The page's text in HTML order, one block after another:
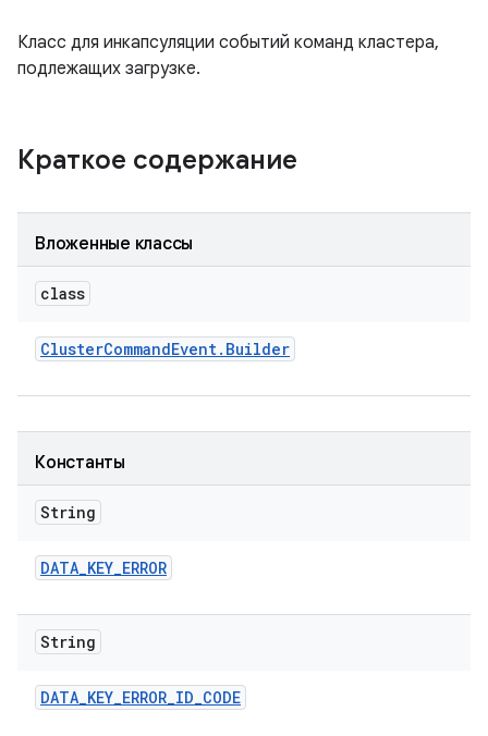
Класс для инкапсуляции событий команд кластера,
подлежащих загрузке.
Краткое содержание
Вложенные классы
class
ClusterCommandEvent. Builder
Константы
String
DATA_KEY_ERROR
String
DATA_KEY_ERROR_ID_CODE